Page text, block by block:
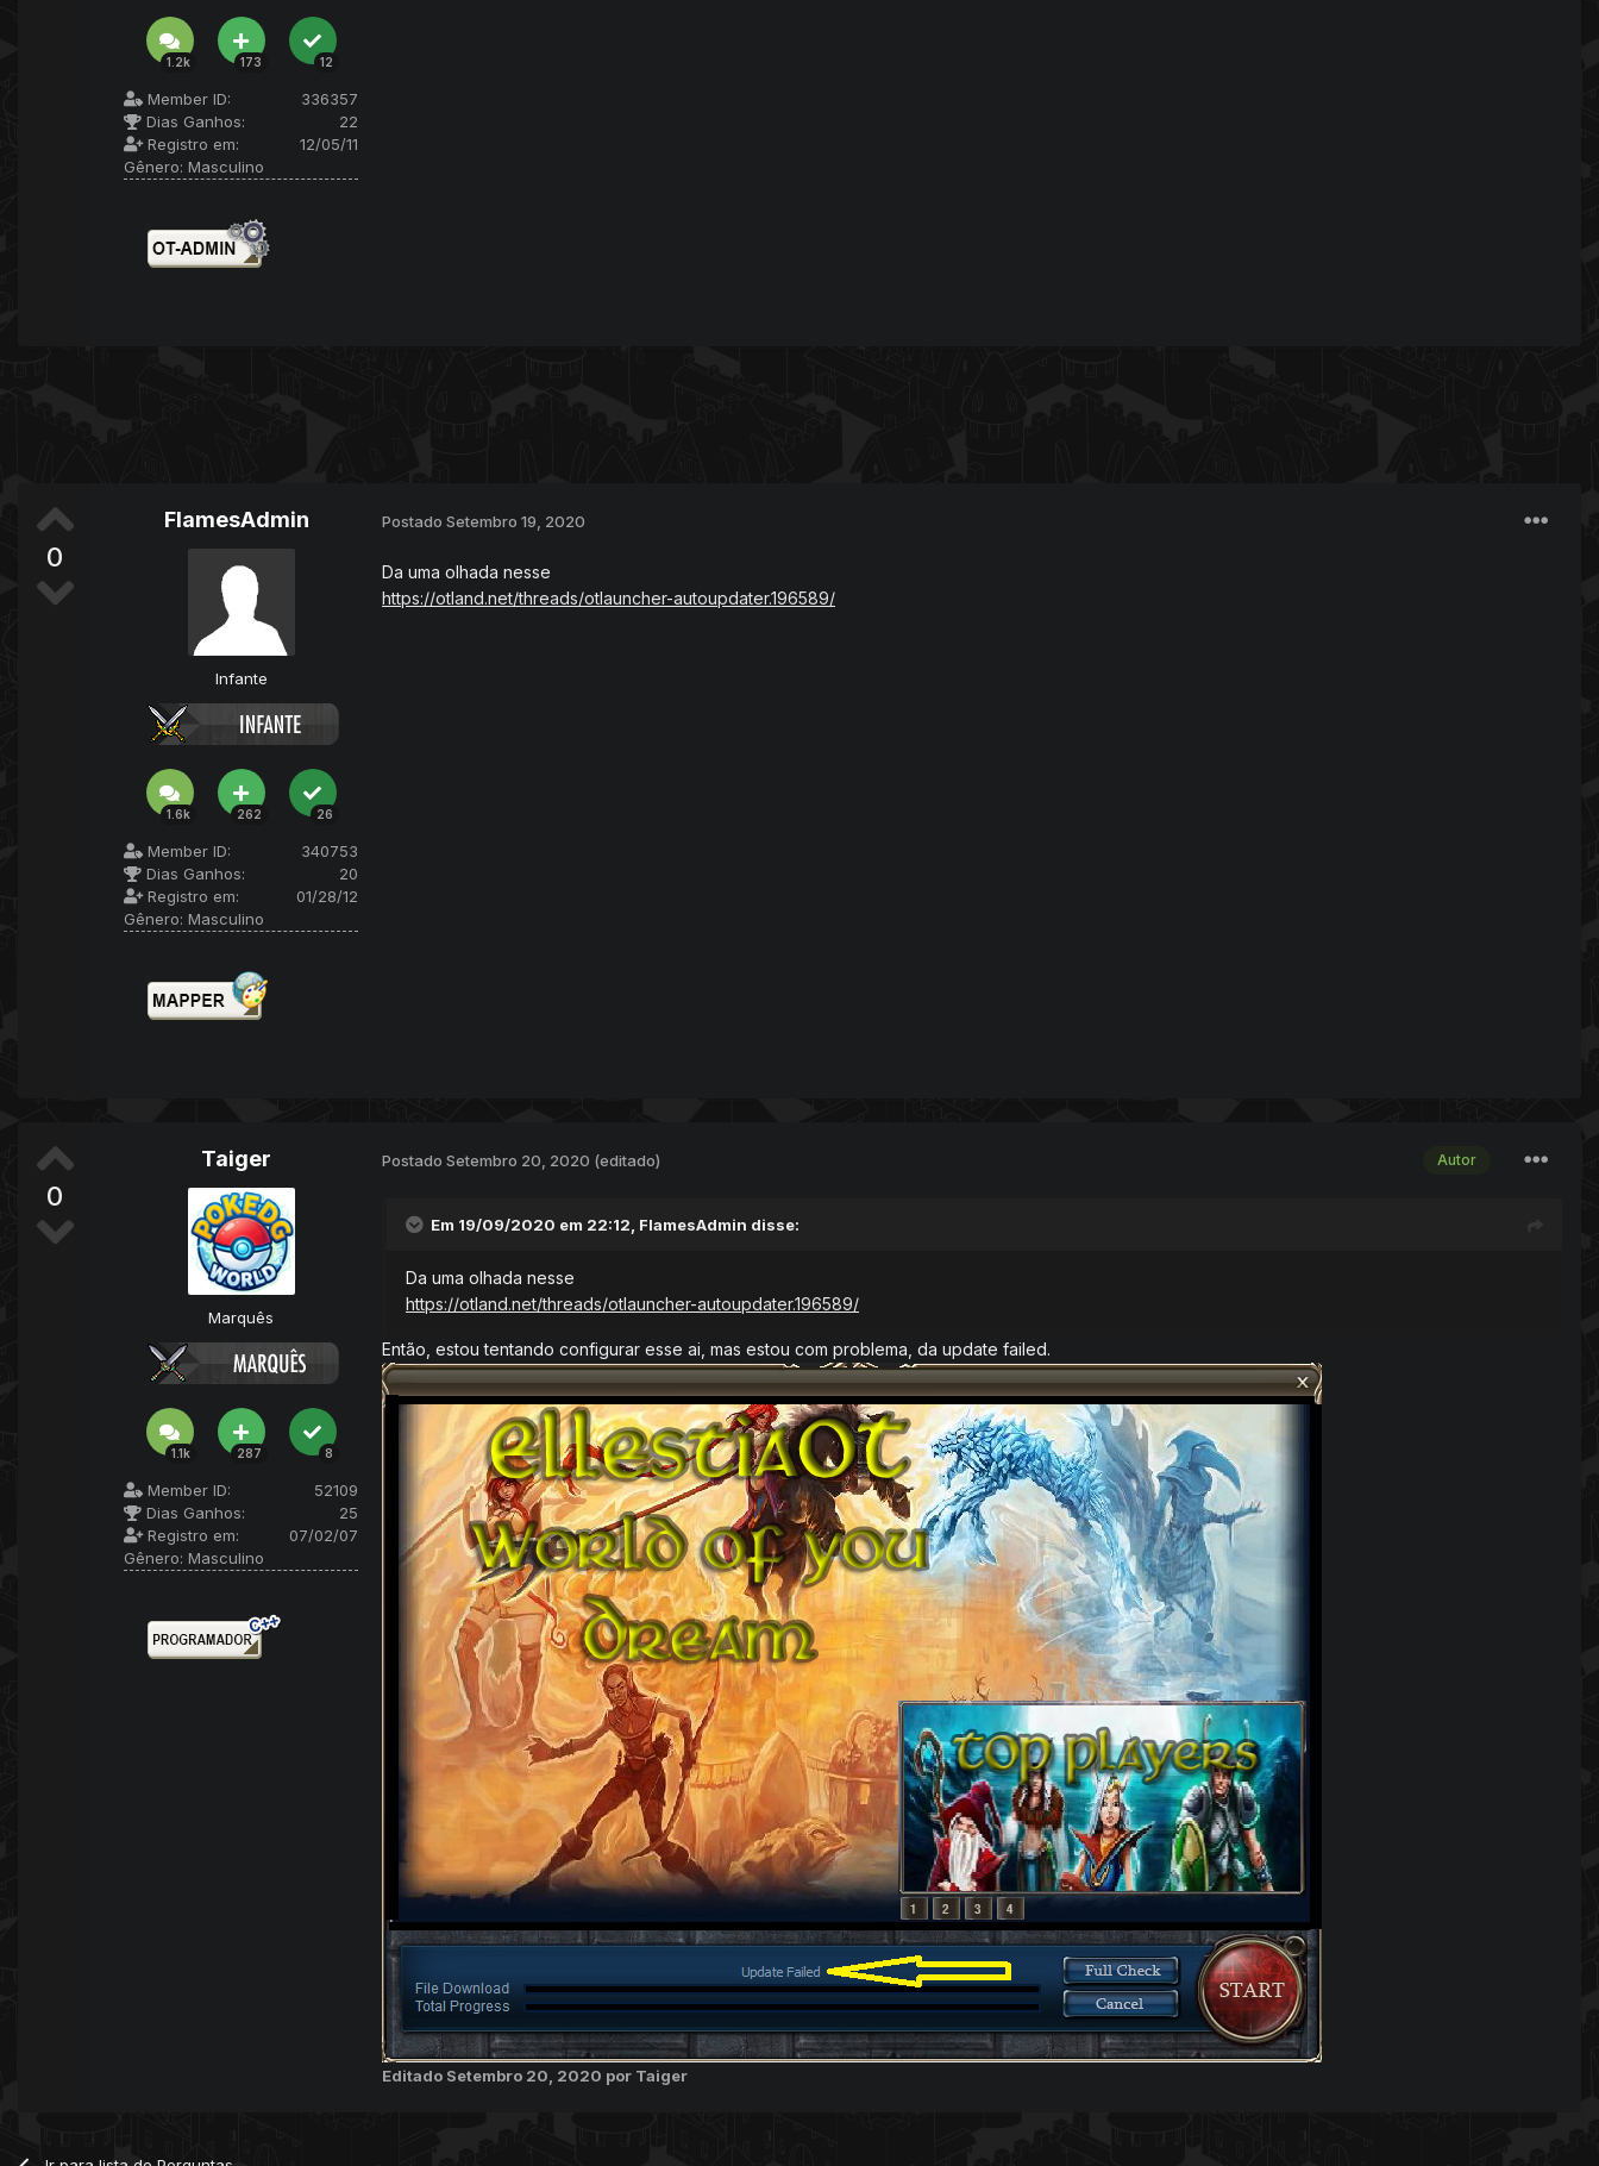
1.2k 173 12
Member ID:
336357
Dias Ganhos:
22
Registro em:
12/05/11
Gênero: Masculino
0
FlamesAdmin
Infante
1.6k 262 26
Member ID:
340753
Dias Ganhos:
20
Registro em:
01/28/12
Gênero: Masculino
Postado Setembro 19, 2020
Da uma olhada nesse
https://otland.net/threads/otlauncher-autoupdater.196589/
0
Taiger
Marquês
1.1k 287 8
Member ID:
52109
Dias Ganhos:
25
Registro em:
07/02/07
Gênero: Masculino
Autor
Postado Setembro 20, 2020 (editado)
Em 19/09/2020 em 22:12, FlamesAdmin disse:
Da uma olhada nesse
https://otland.net/threads/otlauncher-autoupdater.196589/
Então, estou tentando configurar esse ai, mas estou com problema, da update failed.
Editado Setembro 20, 2020 por Taiger